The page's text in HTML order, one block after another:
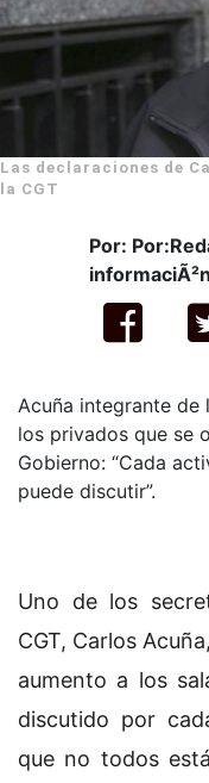
Las declaraciones de
la CGT
Por:
Acuña integrante de
los privados que se
Gobierno: “Cada
puede discutir”.
Uno de los
CGT, Carlos
aumento a los
discutido por
que no todos